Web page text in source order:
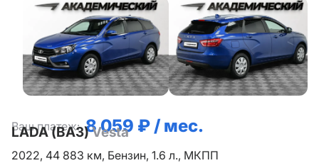
Ваш платеж: 8 059 ₽ / мес.
LADA (ВАЗ)Vesta
2022, 44 883 км, Бензин, 1.6 л., МКПП